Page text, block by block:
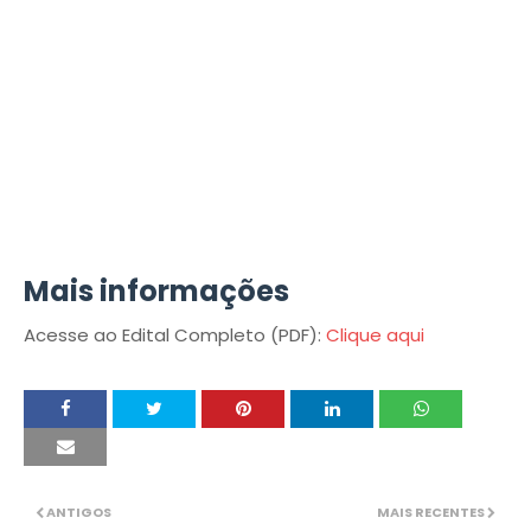
Mais informações
Acesse ao Edital Completo (PDF): Clique aqui
MAIS RECENTES
ANTIGOS